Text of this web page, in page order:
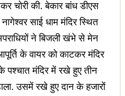
चोरी की. बेकार बांध डीएस
साई धाम मंदिर स्थित
ने बिजली खंभे से मेन
के वायर को काटकर मंदिर
पश्चात मंदिर में रखे हुए तीन
उसमें रखे हुए दान के हजारों